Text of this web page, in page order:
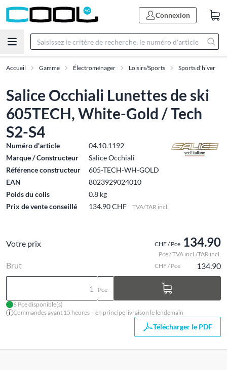
Connexion
Accueil Gamme Électroménager Loisirs/Sports Sports d'hiver
Salice Occhiali Lunettes de ski
605TECH, White-Gold / Tech
S2-S4
Numéro d'article
04.10.1192
Marque / Constructeur
Salice Occhiali
Référence constructeur
605-TECH-WH-GOLD
EAN
8023929024010
Poids du colis
0.8 kg
Prix de vente conseillé
134.90 CHF TVA/TAR incl.
Votre prix CHF / Pce 134.90
Pce / TVA incl./TAR incl.
Brut CHF / Pce 134.90
Pce
6 Pce disponible(s)
Commandes avant 15 heures – en principe livraison le lendemain
Télécharger le PDF